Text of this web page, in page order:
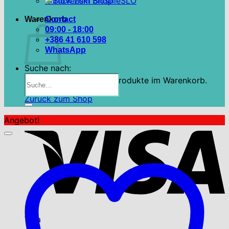
Warenkorb
Es befinden sich keine Produkte im Warenkorb.
Zurück zum Shop
Visa
Contact
09:00 - 18:00
+386 41 610 598
WhatsApp
Suche nach:
Angebot!